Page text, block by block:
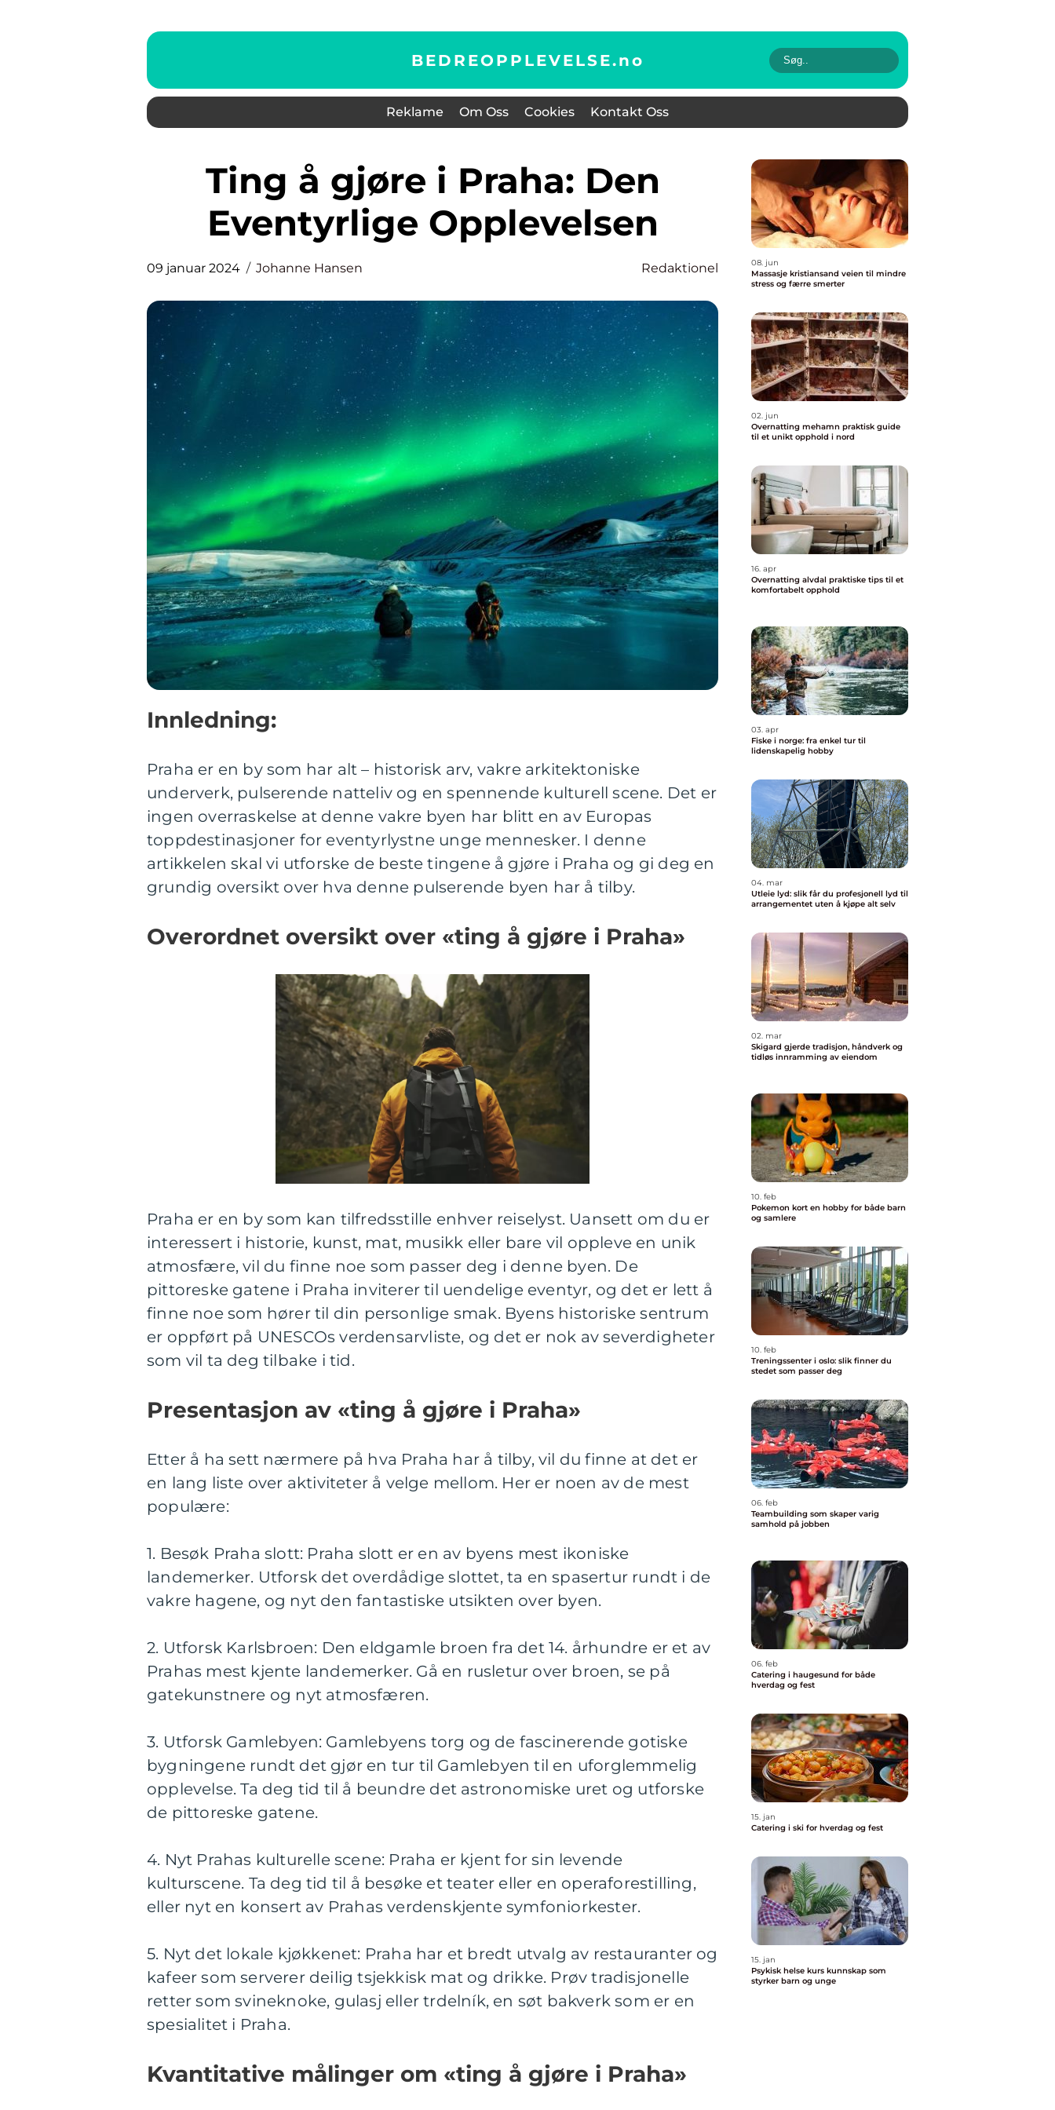
BEDREOPPLEVELSE.no
Reklame Om Oss Cookies Kontakt Oss
Ting å gjøre i Praha: Den
Eventyrlige Opplevelsen
09 januar 2024 Johanne Hansen Redaktionel
Innledning:
Praha er en by som har alt – historisk arv, vakre arkitektoniske
underverk, pulserende natteliv og en spennende kulturell scene. Det er
ingen overraskelse at denne vakre byen har blitt en av Europas
toppdestinasjoner for eventyrlystne unge mennesker. I denne
artikkelen skal vi utforske de beste tingene å gjøre i Praha og gi deg en
grundig oversikt over hva denne pulserende byen har å tilby.
Overordnet oversikt over «ting å gjøre i Praha»
Praha er en by som kan tilfredsstille enhver reiselyst. Uansett om du er
interessert i historie, kunst, mat, musikk eller bare vil oppleve en unik
atmosfære, vil du finne noe som passer deg i denne byen. De
pittoreske gatene i Praha inviterer til uendelige eventyr, og det er lett å
finne noe som hører til din personlige smak. Byens historiske sentrum
er oppført på UNESCOs verdensarvliste, og det er nok av severdigheter
som vil ta deg tilbake i tid.
Presentasjon av «ting å gjøre i Praha»
Etter å ha sett nærmere på hva Praha har å tilby, vil du finne at det er
en lang liste over aktiviteter å velge mellom. Her er noen av de mest
populære:
1. Besøk Praha slott: Praha slott er en av byens mest ikoniske
landemerker. Utforsk det overdådige slottet, ta en spasertur rundt i de
vakre hagene, og nyt den fantastiske utsikten over byen.
2. Utforsk Karlsbroen: Den eldgamle broen fra det 14. århundre er et av
Prahas mest kjente landemerker. Gå en rusletur over broen, se på
gatekunstnere og nyt atmosfæren.
3. Utforsk Gamlebyen: Gamlebyens torg og de fascinerende gotiske
bygningene rundt det gjør en tur til Gamlebyen til en uforglemmelig
opplevelse. Ta deg tid til å beundre det astronomiske uret og utforske
de pittoreske gatene.
4. Nyt Prahas kulturelle scene: Praha er kjent for sin levende
kulturscene. Ta deg tid til å besøke et teater eller en operaforestilling,
eller nyt en konsert av Prahas verdenskjente symfoniorkester.
5. Nyt det lokale kjøkkenet: Praha har et bredt utvalg av restauranter og
kafeer som serverer deilig tsjekkisk mat og drikke. Prøv tradisjonelle
retter som svineknoke, gulasj eller trdelník, en søt bakverk som er en
spesialitet i Praha.
Kvantitative målinger om «ting å gjøre i Praha»
08. jun
Massasje kristiansand veien til mindre
stress og færre smerter
02. jun
Overnatting mehamn praktisk guide
til et unikt opphold i nord
16. apr
Overnatting alvdal praktiske tips til et
komfortabelt opphold
03. apr
Fiske i norge: fra enkel tur til
lidenskapelig hobby
04. mar
Utleie lyd: slik får du profesjonell lyd til
arrangementet uten å kjøpe alt selv
02. mar
Skigard gjerde tradisjon, håndverk og
tidløs innramming av eiendom
10. feb
Pokemon kort en hobby for både barn
og samlere
10. feb
Treningssenter i oslo: slik finner du
stedet som passer deg
06. feb
Teambuilding som skaper varig
samhold på jobben
06. feb
Catering i haugesund for både
hverdag og fest
15. jan
Catering i ski for hverdag og fest
15. jan
Psykisk helse kurs kunnskap som
styrker barn og unge